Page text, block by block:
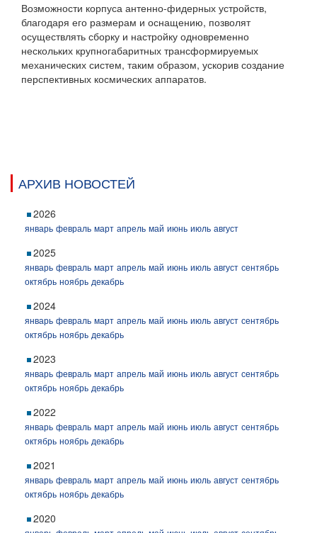
Возможности корпуса антенно-фидерных устройств,
благодаря его размерам и оснащению, позволят
осуществлять сборку и настройку одновременно
нескольких крупногабаритных трансформируемых
механических систем, таким образом, ускорив создание
перспективных космических аппаратов.
АРХИВ НОВОСТЕЙ
2026
январь февраль март апрель май июнь июль август
2025
январь февраль март апрель май июнь июль август сентябрь
октябрь ноябрь декабрь
2024
январь февраль март апрель май июнь июль август сентябрь
октябрь ноябрь декабрь
2023
январь февраль март апрель май июнь июль август сентябрь
октябрь ноябрь декабрь
2022
январь февраль март апрель май июнь июль август сентябрь
октябрь ноябрь декабрь
2021
январь февраль март апрель май июнь июль август сентябрь
октябрь ноябрь декабрь
2020